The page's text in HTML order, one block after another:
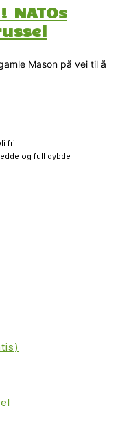
NATOs
Mason på vei til å
fri
og full dybde